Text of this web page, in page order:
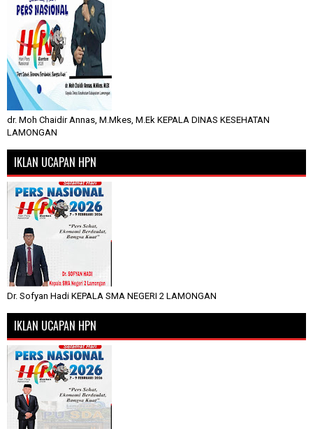
dr. Moh Chaidir Annas, M.Mkes, M.Ek KEPALA DINAS KESEHATAN
LAMONGAN
IKLAN UCAPAN HPN
Dr. Sofyan Hadi KEPALA SMA NEGERI 2 LAMONGAN
IKLAN UCAPAN HPN